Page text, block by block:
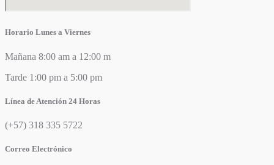
Horario Lunes a Viernes
Mañana 8:00 am a 12:00 m
Tarde 1:00 pm a 5:00 pm
Línea de Atención 24 Horas
(+57) 318 335 5722
Correo Electrónico